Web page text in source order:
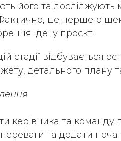
його та досліджують
це перше
ідеї у проєкт.
стадії відбувається
детального плану
керівника та команду
та додати